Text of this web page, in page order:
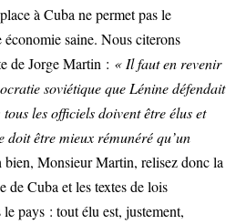
à Cuba ne permet pas le
saine. Nous citerons
de Jorge Martin : « Il faut en revenir
soviétique que Lénine défendait
les officiels doivent être élus et
être mieux rémunéré qu’un
bien, Monsieur Martin, relisez donc la
Cuba et les textes de lois
pays : tout élu est, justement,